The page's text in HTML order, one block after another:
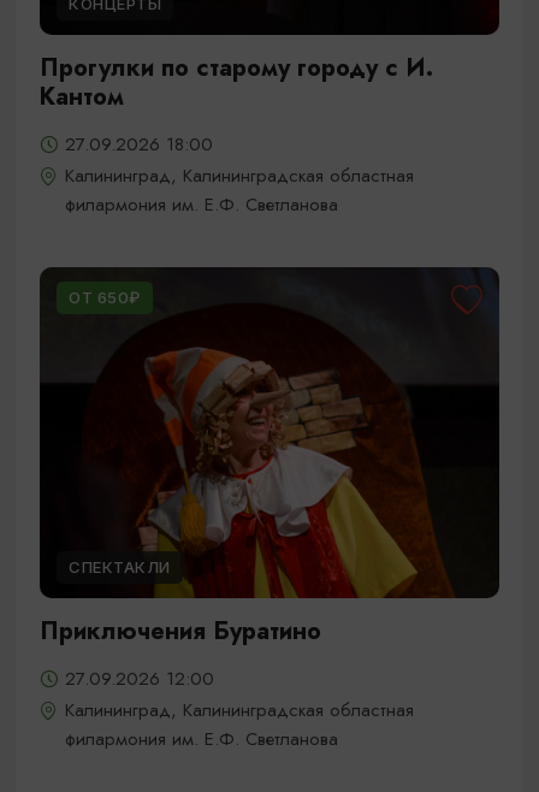
Прогулки по старому городу с И.
Кантом
27.09.2026 18:00
Калининград, Калининградская областная
филармония им. Е.Ф. Светланова
ОТ 650₽
СПЕКТАКЛИ
Приключения Буратино
27.09.2026 12:00
Калининград, Калининградская областная
филармония им. Е.Ф. Светланова